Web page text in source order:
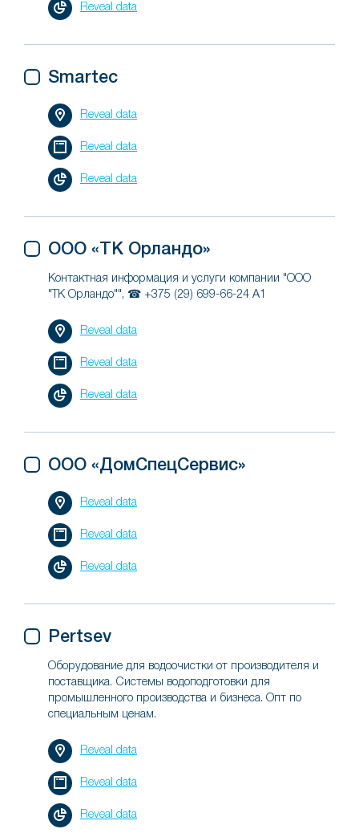
Reveal data
Smartec
Reveal data
Reveal data
Reveal data
ООО «ТК Орландо»
Контактная информация и услуги компании "ООО
"ТК Орландо"", ☎ +375 (29) 699-66-24 A1
Reveal data
Reveal data
Reveal data
ООО «ДомСпецСервис»
Reveal data
Reveal data
Reveal data
Pertsev
Оборудование для водоочистки от производителя и
поставщика. Системы водоподготовки для
промышленного производства и бизнеса. Опт по
специальным ценам.
Reveal data
Reveal data
Reveal data